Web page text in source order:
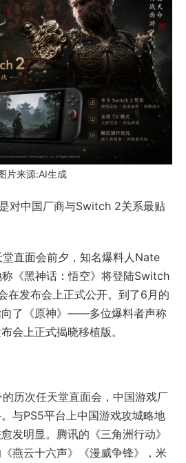
片来源:AI生成
对中国厂商与Switch 2关系最贴
直面会前夕，知名爆料人Nate
《黑神话：悟空》将登陆Switch
在发布会上正式公开。到了6月的
向了《原神》——多位爆料者声称
会上正式揭晓移植版。
历次任天堂直面会，中国游戏厂
与PS5平台上中国游戏攻城略地
发明显。腾讯的《三角洲行动》
燕云十六声》《漫威争锋》，米